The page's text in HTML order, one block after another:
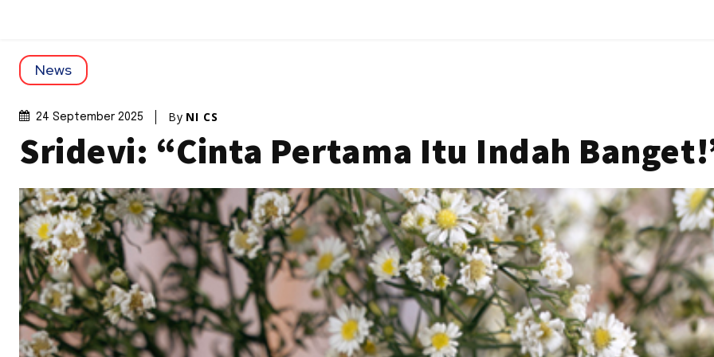
News
24 September 2025 By NI CS
Sridevi: “Cinta Pertama Itu Indah